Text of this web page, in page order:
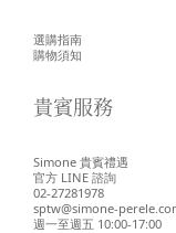
選購指南
購物須知
貴賓服務
Simone 貴賓禮遇
官方 LINE 諮詢
02-27281978
sptw@simone-
週一至週五 10:00-17:00